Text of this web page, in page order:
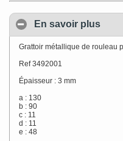
En savoir plus
Grattoir métallique de rouleau
Ref 3492001
Épaisseur : 3 mm
a : 130
b : 90
c : 11
d : 11
e : 48